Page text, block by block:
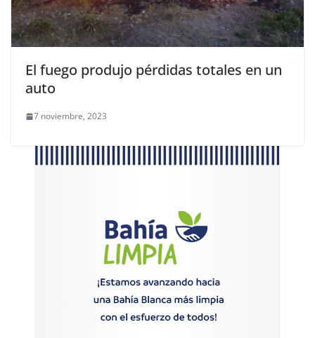
El fuego produjo pérdidas totales en un
auto
7 noviembre, 2023